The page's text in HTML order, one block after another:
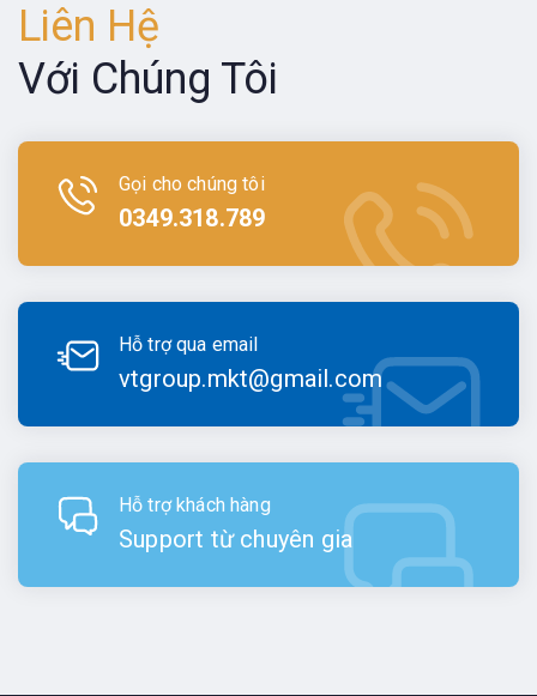
Liên Hệ
Với Chúng Tôi
Gọi cho chúng tôi
0349.318.789
Hỗ trợ qua email
vtgroup.mkt@gmail.com
Hỗ trợ khách hàng
Support từ chuyên gia